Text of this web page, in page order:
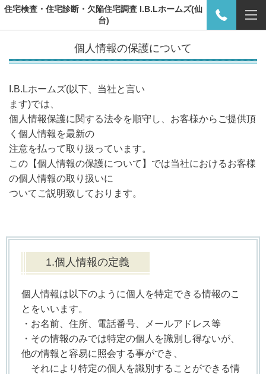
住宅検査・住宅診断・欠陥住宅調査 I.B.Lホームズ(仙
台)
個人情報の保護について
I.B.Lホームズ(以下、当社と言い
ます)では、
個人情報保護に関する法令を順守し、お客様からご提供頂
く個人情報を最新の
注意を払って取り扱っています。
この【個人情報の保護について】では当社におけるお客様
の個人情報の取り扱いに
ついてご説明致しております。
1.個人情報の定義
個人情報は以下のように個人を特定できる情報のこ
とをいいます。
・お名前、住所、電話番号、メールアドレス等
・その情報のみでは特定の個人を識別し得ないが、
他の情報と容易に照会する事ができ、
それにより特定の個人を識別することができる情